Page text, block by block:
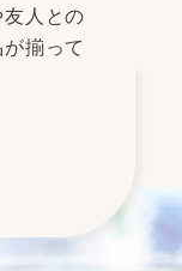
人との
揃って